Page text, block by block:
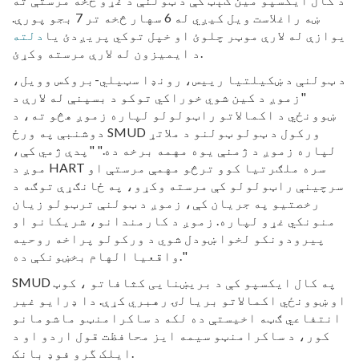
ښه راغلاست ویل کیږي له 6 سهار څخه تر 7 بجو پورې.
یوازې له لارې موټر چلوئ او خپل توکي پریږدئ یا دلته
د ایمیزون له لارې مرسته وکړئ.
د ټولنې د ښکیلتیا رییس، رونډا سټیلي-بروکس وویل،
"زموږ د کین شوي خوراکي توکو د بسپنې له لارې د
ښوونځي د اکمالاتو راټولولو لپاره زموږ هڅو ته، د
دوشنبې په ورځ SMUD ورکول د ټولو ټولنو د ملاتړ
لپاره زموږ د ژمنې یوه مهمه برخه ده." "پدې ژمي کې،
موږ د HART سره ملګرتیا کوو ترڅو مهمې مرستې او
سرچینې راټولولو کې مرسته وکړو، په ځانګړې توګه د
رخصتیو په جریان کې، زموږ د ټولنې ترټولو زیان
منونکي غړو لپاره. زموږ د کارمندانو، شریکانو او
پیرودونکو لخوا ښودل شوي د ورکولو پراخه روحیه
واقعیا الهام بخښونکې ده."
SMUD په کال ایکسپو کې د بریښنایی کثافاتو ، کوټ
او ښوونځي اکمالاتو بریالۍ رهبري کړې. دا ډرایو غیر
انتفاعي ګټه اخیستې ده لکه د ساکرامنټو ماشومانو
کور، د ساکرامنټو سیمه ایز محافظت قول اردو او د
ایلک گرو فوډ بانک.